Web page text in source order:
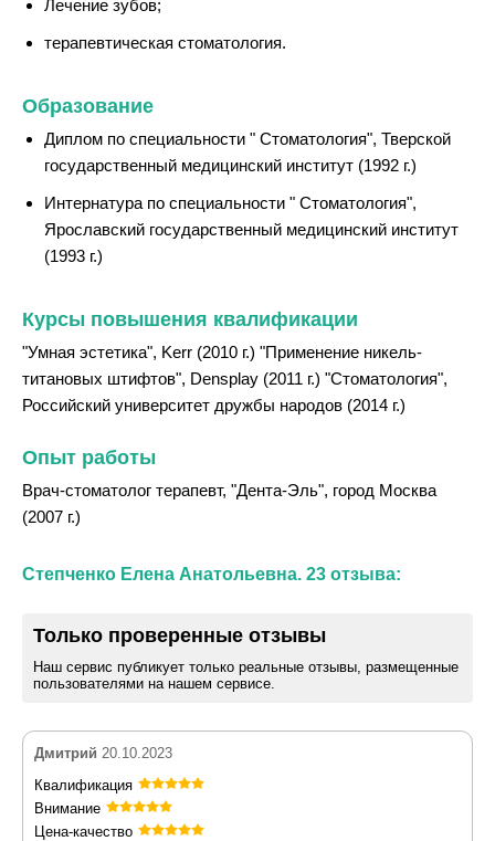
Лечение зубов;
терапевтическая стоматология.
Образование
Диплом по специальности " Стоматология", Тверской
государственный медицинский институт (1992 г.)
Интернатура по специальности " Стоматология",
Ярославский государственный медицинский институт
(1993 г.)
Курсы повышения квалификации
"Умная эстетика", Kerr (2010 г.) "Применение никель-
титановых штифтов", Densplay (2011 г.) "Стоматология",
Российский университет дружбы народов (2014 г.)
Опыт работы
Врач-стоматолог терапевт, "Дента-Эль", город Москва
(2007 г.)
Степченко Елена Анатольевна. 23 отзыва:
Только проверенные отзывы
Наш сервис публикует только реальные отзывы, размещенные
пользователями на нашем сервисе.
Дмитрий 20.10.2023
Квалификация
Внимание
Цена-качество